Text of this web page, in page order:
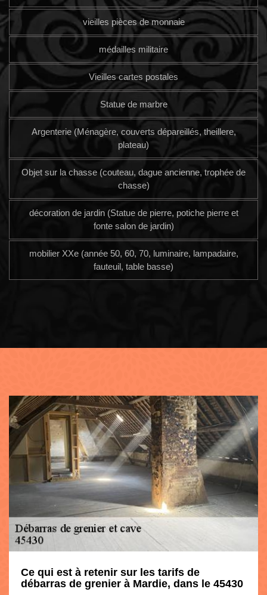
vieilles pièces de monnaie
médailles militaire
Vieilles cartes postales
Statue de marbre
Argenterie (Ménagère, couverts dépareillés, theillere,
plateau)
Objet sur la chasse (couteau, dague ancienne, trophée de
chasse)
décoration de jardin (Statue de pierre, potiche pierre et
fonte salon de jardin)
mobilier XXe (année 50, 60, 70, luminaire, lampadaire,
fauteuil, table basse)
Ce qui est à retenir sur les tarifs de
débarras de grenier à Mardie, dans le 45430